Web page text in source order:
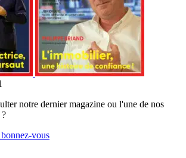
notre dernier magazine ou l'une de nos
vous